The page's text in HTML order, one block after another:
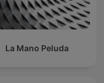
La Mano Peluda